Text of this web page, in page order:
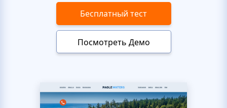
Бесплатный тест
Посмотреть Демо